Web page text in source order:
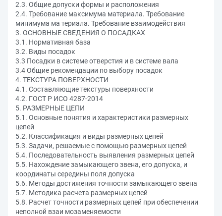
2.3. Общие допуски формы и расположения
2.4. Требование максимума материала. Требование
минимума ма териала. Требование взаимодействия
3. ОСНОВНЫЕ СВЕДЕНИЯ О ПОСАДКАХ
3.1. Нормативная база
3.2. Виды посадок
3.3 Посадки в системе отверстия и в системе вала
3.4 Общие рекомендации по выбору посадок
4. ТЕКСТУРА ПОВЕРХНОСТИ
4.1. Составляющие текстуры поверхности
4.2. ГОСТ Р ИСО 4287-2014
5. РАЗМЕРНЫЕ ЦЕПИ
5.1. Основные понятия и характеристики размерных
цепей
5.2. Классификация и виды размерных цепей
5.3. Задачи, решаемые с помощью размерных цепей
5.4. Последовательность выявления размерных цепей
5.5. Нахождение замыкающего звена, его допуска, и
координаты середины поля допуска
5.6. Методы достижения точности замыкающего звена
5.7. Методика расчета размерных цепей
5.8. Расчет точности размерных цепей при обеспечении
неполной взаи мозаменяемости